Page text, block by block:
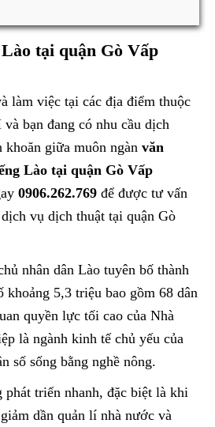
tại quận Gò Vấp
làm việc tại các địa điểm thuộc
bạn đang có nhu cầu dịch
khoăn giữa muôn ngàn văn
Lào tại quận Gò Vấp
0906.262.769 để được tư vấn
vụ dịch thuật tại quận Gò
nhân dân Lào tuyên bố thành
khoảng 5,3 triệu bao gồm 68 dân
quyền lực tối cao của Nhà
là ngành kinh tế chủ yếu của
số sống bằng nghề nông.
phát triển nhanh, đặc biệt là khi
dần quản lí nhà nước và